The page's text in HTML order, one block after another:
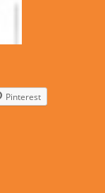
Pinterest